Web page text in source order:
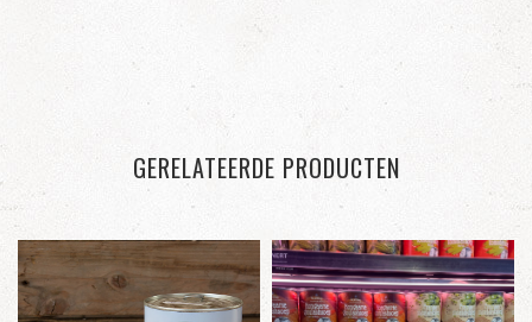
GERELATEERDE PRODUCTEN